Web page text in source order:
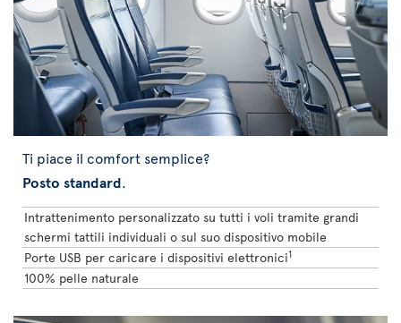
Ti piace il comfort semplice?
Posto standard.
Intrattenimento personalizzato su tutti i voli tramite grandi
schermi tattili individuali o sul suo dispositivo mobile
Porte USB per caricare i dispositivi elettronici1
100% pelle naturale